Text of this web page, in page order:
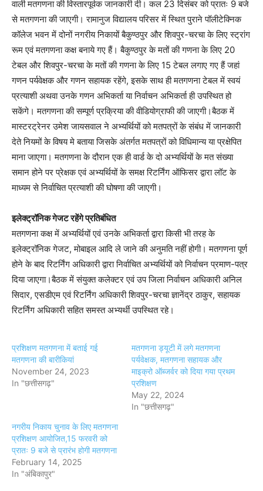
वाली मतगणना की विस्तारपूर्वक जानकारी दी। कल 23 दिसंबर को प्रातः 9 बजे
से मतगणना की जाएगी। रामानुज विद्यालय परिसर में स्थित पुराने पॉलीटेक्निक
कॉलेज भवन में दोनों नगरीय निकायों बैकुण्ठपुर और शिवपुर-चरचा के लिए स्ट्रांग
रूम एवं मतगणना कक्ष बनाये गए हैं। बैकुण्ठपुर के मतों की गणना के लिए 20
टेबल और शिवपुर-चरचा के मतों की गणना के लिए 15 टेबल लगाए गए हैं जहां
गणन पर्यवेक्षक और गणन सहायक रहेंगे, इसके साथ ही मतगणना टेबल में स्वयं
प्रत्याशी अथवा उनके गणन अभिकर्ता या निर्वाचन अभिकर्ता ही उपस्थित हो
सकेंगे। मतगणना की सम्पूर्ण प्रक्रिया की वीडियोग्राफी की जाएगी।बैठक में
मास्टरट्रेनर उमेश जायसवाल ने अभ्यर्थियों को मतपत्रों के संबंध में जानकारी
देते नियमों के विषय मे बताया जिसके अंतर्गत मतपत्रों को विधिमान्य या प्रक्षेपित
माना जाएगा। मतगणना के दौरान एक ही वार्ड के दो अभ्यर्थियों के मत संख्या
समान होने पर प्रेक्षक एवं अभ्यर्थियों के समक्ष रिटर्निंग ऑफिसर द्वारा लॉट के
माध्यम से निर्वाचित प्रत्याशी की घोषणा की जाएगी।
इलेक्ट्रॉनिक गेजट रहेंगे प्रतिबंधित
मतगणना कक्ष में अभ्यर्थियों एवं उनके अभिकर्ता द्वारा किसी भी तरह के
इलेक्ट्रॉनिक गेजट, मोबाइल आदि ले जाने की अनुमति नहीं होगी। मतगणना पूर्ण
होने के बाद रिटर्निंग अधिकारी द्वारा निर्वाचित अभ्यर्थियों को निर्वाचन प्रमाण-पत्र
दिया जाएगा।बैठक में संयुक्त कलेक्टर एवं उप जिला निर्वाचन अधिकारी अनिल
सिदार, एसडीएम एवं रिटर्निंग अधिकारी शिवपुर-चरचा ज्ञानेंद्र ठाकुर, सहायक
रिटर्निंग अधिकारी सहित समस्त अभ्यर्थी उपस्थित रहे।
प्रशिक्षण मतगणना में बताई गई
मतगणना की बारीकियां
November 24, 2023
In "छत्तीसगढ़"
मतगणना ड्यूटी में लगे मतगणना
पर्यवेक्षक, मतगणना सहायक और
माइक्रो ऑब्जर्वर को दिया गया प्रथम
प्रशिक्षण
May 22, 2024
In "छत्तीसगढ़"
नगरीय निकाय चुनाव के लिए मतगणना
प्रशिक्षण आयोजित,15 फरवरी को
प्रातः 9 बजे से प्रारंभ होगी मतगणना
February 14, 2025
In "अंबिकापुर"